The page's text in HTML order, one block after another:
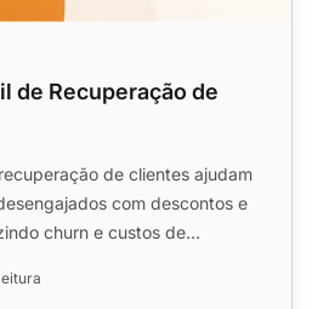
de Recuperação de
de clientes ajudam
com descontos e
churn e custos de